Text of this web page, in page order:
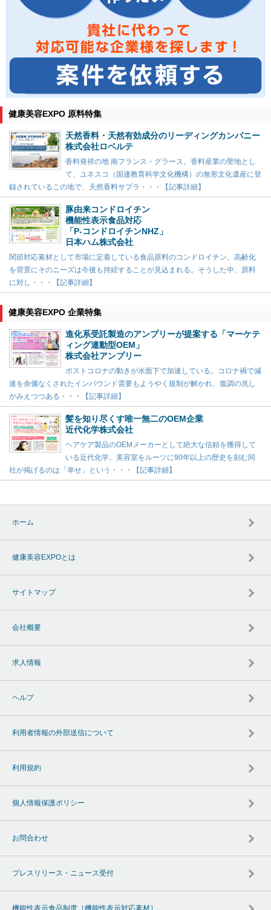
健康美容EXPO 原料特集
天然香料・天然有効成分のリーディングカンパニー
株式会社ロベルテ
香料発祥の地 南フランス・グラース。香料産業の聖地とし
て、ユネスコ（国連教育科学文化機構）の無形文化遺産に登
録されているこの地で、天然香料サプラ・・・【記事詳細】
豚由来コンドロイチン
機能性表示食品対応
「P-コンドロイチンNHZ」
日本ハム株式会社
関節対応素材として市場に定着している食品原料のコンドロイチン。高齢化
を背景にそのニーズは今後も持続することが見込まれる。そうした中、原料
に対し・・・【記事詳細】
健康美容EXPO 企業特集
進化系受託製造のアンプリーが提案する「マーケテ
ィング連動型OEM」
株式会社アンプリー
ポストコロナの動きが水面下で加速している。コロナ禍で減
速を余儀なくされたインバウンド需要もようやく規制が解かれ、復調の兆し
がみえつつある・・・【記事詳細】
髪を知り尽くす唯一無二のOEM企業
近代化学株式会社
ヘアケア製品のOEMメーカーとして絶大な信頼を獲得して
いる近代化学。美容室をルーツに90年以上の歴史を刻む同
社が掲げるのは「幸せ」という・・・【記事詳細】
ホーム
健康美容EXPOとは
サイトマップ
会社概要
求人情報
ヘルプ
利用者情報の外部送信について
利用規約
個人情報保護ポリシー
お問合わせ
プレスリリース・ニュース受付